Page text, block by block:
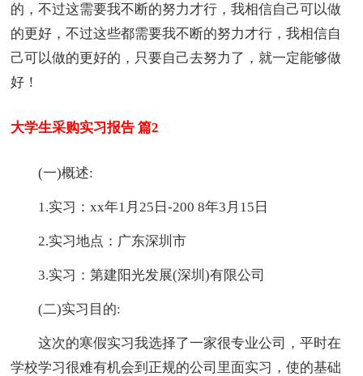
的，不过这需要我不断的努力才行，我相信自己可以做
的更好，不过这些都需要我不断的努力才行，我相信自
己可以做的更好的，只要自己去努力了，就一定能够做
好！
大学生采购实习报告 篇2
(一)概述:
1.实习：xx年1月25日-200 8年3月15日
2.实习地点：广东深圳市
3.实习：第建阳光发展(深圳)有限公司
(二)实习目的:
这次的寒假实习我选择了一家很专业公司，平时在
学校学习很难有机会到正规的公司里面实习，使的基础